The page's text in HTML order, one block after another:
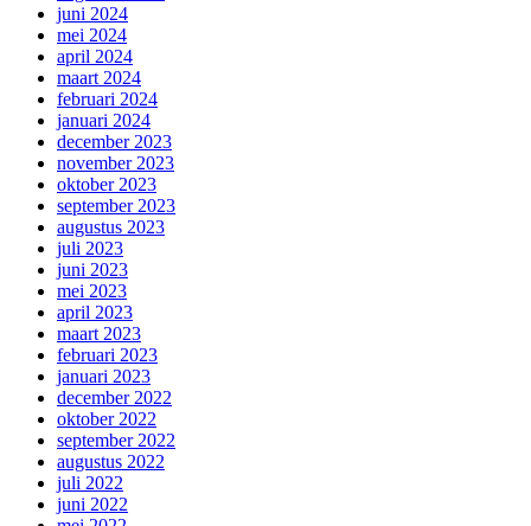
juni 2024
mei 2024
april 2024
maart 2024
februari 2024
januari 2024
december 2023
november 2023
oktober 2023
september 2023
augustus 2023
juli 2023
juni 2023
mei 2023
april 2023
maart 2023
februari 2023
januari 2023
december 2022
oktober 2022
september 2022
augustus 2022
juli 2022
juni 2022